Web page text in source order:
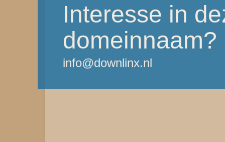
Interesse in
domeinnaam?
info@downlinx.nl